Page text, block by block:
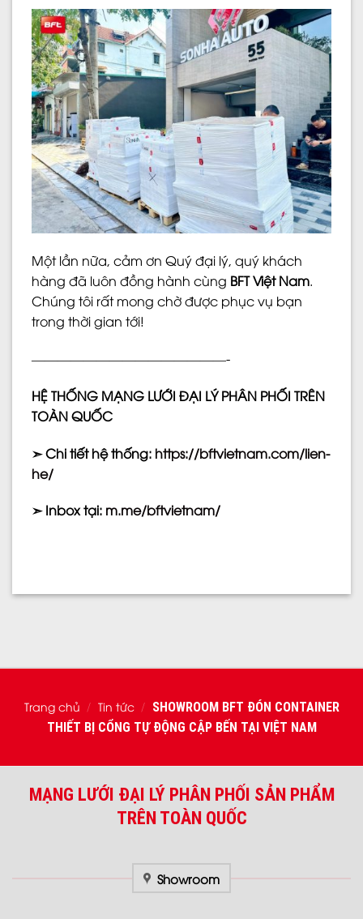
Một lần nữa, cảm ơn Quý đại lý, quý khách
hàng đã luôn đồng hành cùng BFT Việt Nam.
Chúng tôi rất mong chờ được phục vụ bạn
trong thời gian tới!
———————————————-
HỆ THỐNG MẠNG LƯỚI ĐẠI LÝ PHÂN PHỐI TRÊN
TOÀN QUỐC
➣ Chi tiết hệ thống: https://bftvietnam.com/lien-
he/
➣ Inbox tại: m.me/bftvietnam/
Trang chủ / Tin tức / SHOWROOM BFT ĐÓN CONTAINER
THIẾT BỊ CỔNG TỰ ĐỘNG CẬP BẾN TẠI VIỆT NAM
MẠNG LƯỚI ĐẠI LÝ PHÂN PHỐI SẢN PHẨM
TRÊN TOÀN QUỐC
Showroom